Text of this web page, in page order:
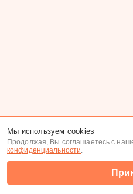
Мы используем cookies
Продолжая, Вы соглашаетесь с
конфиденциальности.